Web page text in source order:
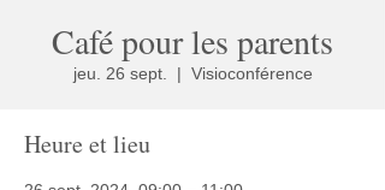
Café pour les parents
jeu. 26 sept.
  |
Visioconférence
Heure et lieu